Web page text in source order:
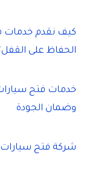
كيف نقدم خدمات
الحفاظ على
خدمات فتح
وضمان الجودة
شركة فتح سيارات